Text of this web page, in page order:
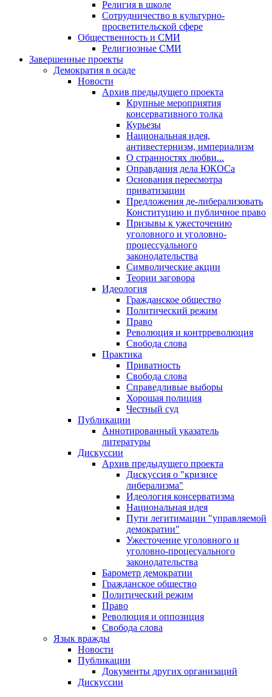
Религия в школе
Сотрудничество в культурно-
просветительской сфере
Общественность и СМИ
Религиозные СМИ
Завершенные проекты
Демократия в осаде
Новости
Архив предыдущего проекта
Крупные мероприятия
консервативного толка
Курьезы
Национальная идея,
антивестернизм, империализм
О странностях любви...
Оправдания дела ЮКОСа
Основания пересмотра
приватизации
Предложения де-либерализовать
Конституцию и публичное право
Призывы к ужесточению
уголовного и уголовно-
процессуального
законодательства
Символические акции
Теории заговора
Идеология
Гражданское общество
Политический режим
Право
Революция и контрреволюция
Свобода слова
Практика
Приватность
Свобода слова
Справедливые выборы
Хорошая полиция
Честный суд
Публикации
Аннотированный указатель
литературы
Дискуссии
Архив предыдущего проекта
Дискуссия о "кризисе
либерализма"
Идеология консерватизма
Национальная идея
Пути легитимации "управляемой
демократии"
Ужесточение уголовного и
уголовно-процесуального
законодательства
Барометр демократии
Гражданское общество
Политический режим
Право
Революция и оппозиция
Свобода слова
Язык вражды
Новости
Публикации
Документы других организаций
Дискуссии